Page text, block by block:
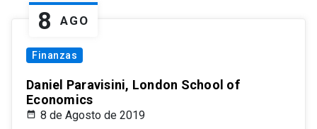
8 AGO
Finanzas
Daniel Paravisini, London School of
Economics
8 de Agosto de 2019